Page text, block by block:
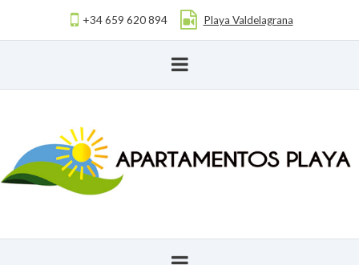
+34 659 620 894 Playa Valdelagrana